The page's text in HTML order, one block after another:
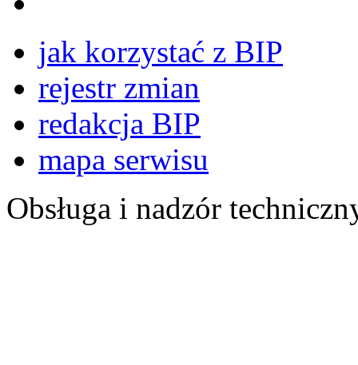
jak korzystać z BIP
rejestr zmian
redakcja BIP
mapa serwisu
Obsługa i nadzór